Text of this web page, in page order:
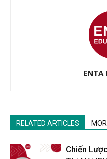
RELATED ARTICLES
Chiến